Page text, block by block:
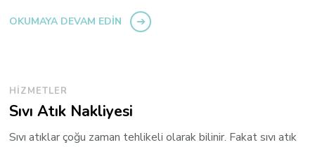
OKUMAYA DEVAM EDIN
HIZMETLER
Sıvı Atık Nakliyesi
Sıvı atıklar çoğu zaman tehlikeli olarak bilinir. Fakat sıvı atık